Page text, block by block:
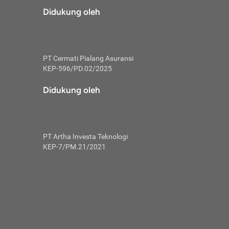
tidak
skor
Mulai
kembali ideal.
utang
Didukung oleh
PT Cermati Pialang Asuransi
KEP-596/PD.02/2025
Didukung oleh
PT Artha Investa Teknologi
KEP-7/PM.21/2021